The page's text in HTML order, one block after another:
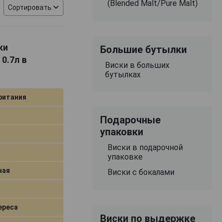
орехов,
Структура
еще
Сортировать
в
(Blended Malt/Pure Malt)
Большие бутылки
Виски в больших
бутылках
Подарочные
упаковки
Виски в подарочной
упаковке
Виски с бокалами
Виски по выдержке